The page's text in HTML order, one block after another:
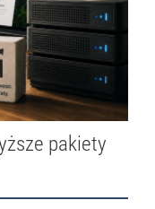
pakiety